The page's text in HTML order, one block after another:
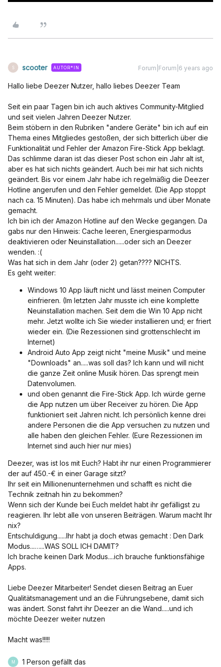
S scooter AUTOR*IN Forum|Forum|6 years ago
Hallo liebe Deezer Nutzer, hallo liebes Deezer Team
Seit ein paar Tagen bin ich auch aktives Community-Mitglied
und seit vielen Jahren Deezer Nutzer.
Beim stöbern in den Rubriken "andere Geräte" bin ich auf ein
Thema eines Mitgliedes gestoßen, der sich bitterlich über die
Funktionalität und Fehler der Amazon Fire-Stick App beklagt.
Das schlimme daran ist das dieser Post schon ein Jahr alt ist,
aber es hat sich nichts geändert. Auch bei mir hat sich nichts
geändert. Bis vor einem Jahr habe ich regelmäßig die Deezer
Hotline angerufen und den Fehler gemeldet. (Die App stoppt
nach ca. 15 Minuten). Das habe ich mehrmals und über Monate
gemacht.
Ich bin ich der Amazon Hotline auf den Wecke gegangen. Da
gabs nur den Hinweis: Cache leeren, Energiesparmodus
deaktivieren oder Neuinstallation......oder sich an Deezer
wenden. :(
Was hat sich in dem Jahr (oder 2) getan???? NICHTS.
Es geht weiter:
Windows 10 App läuft nicht und lässt meinen Computer
einfrieren. (Im letzten Jahr musste ich eine komplette
Neuinstallation machen. Seit dem die Win 10 App nicht
mehr. Jetzt wollte ich Sie wieder installieren und; er friert
wieder ein. (Die Rezessionen sind grottenschlecht im
Internet)
Android Auto App zeigt nicht "meine Musik" und meine
"Downloads" an.....was soll das? Ich kann und will nicht
die ganze Zeit online Musik hören. Das sprengt mein
Datenvolumen.
und oben genannt die Fire-Stick App. Ich würde gerne
die App nutzen um über Receiver zu hören. Die App
funktioniert seit Jahren nicht. Ich persönlich kenne drei
andere Personen die die App versuchen zu nutzen und
alle haben den gleichen Fehler. (Eure Rezessionen im
Internet sind auch hier nur mies)
Deezer, was ist los mit Euch? Habt ihr nur einen Programmierer
der auf 450.-€ in einer Garage sitzt?
Ihr seit ein Millionenunternehmen und schafft es nicht die
Technik zeitnah hin zu bekommen?
Wenn sich der Kunde bei Euch meldet habt ihr gefälligst zu
reagieren. Ihr lebt alle von unseren Beiträgen. Warum macht Ihr
nix?
Entschuldigung......Ihr habt ja doch etwas gemacht : Den Dark
Modus...…...WAS SOLL ICH DAMIT?
Ich brache keinen Dark Modus....ich brauche funktionsfähige
Apps.
Liebe Deezer Mitarbeiter! Sendet diesen Beitrag an Euer
Qualitätsmanagement und an die Führungsebene, damit sich
was ändert. Sonst fahrt ihr Deezer an die Wand.....und ich
möchte Deezer weiter nutzen
Macht was!!!!!
M 1 Person gefällt das